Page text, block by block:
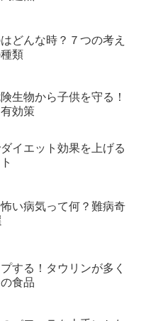
どんな時？７つの考え
類
生物から子供を守る！
効策
イエット効果を上げる
い病気って何？難病奇
する！タウリンが多く
食品